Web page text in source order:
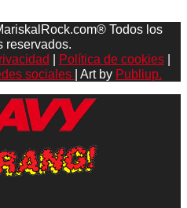
Todos los
reservados.
Política de cookies|
sociales
| Art by Publiup.